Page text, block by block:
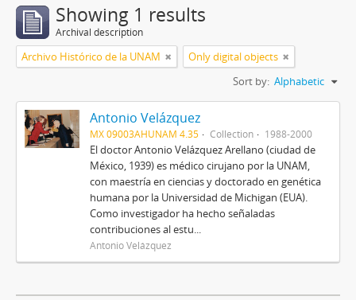
Showing 1 results
Archival description
Archivo Histórico de la UNAM
Only digital objects
Sort by: Alphabetic
Antonio Velázquez
MX 09003AHUNAM 4.35 Collection 1988-2000
El doctor Antonio Velázquez Arellano (ciudad de
México, 1939) es médico cirujano por la UNAM,
con maestría en ciencias y doctorado en genética
humana por la Universidad de Michigan (EUA).
Como investigador ha hecho señaladas
contribuciones al estu...
Antonio Velázquez